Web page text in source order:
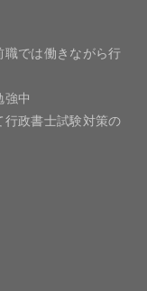
では働きながら行
中
政書士試験対策の